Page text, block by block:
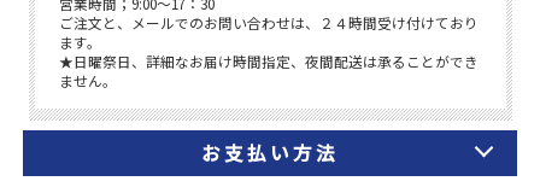
お支払い方法